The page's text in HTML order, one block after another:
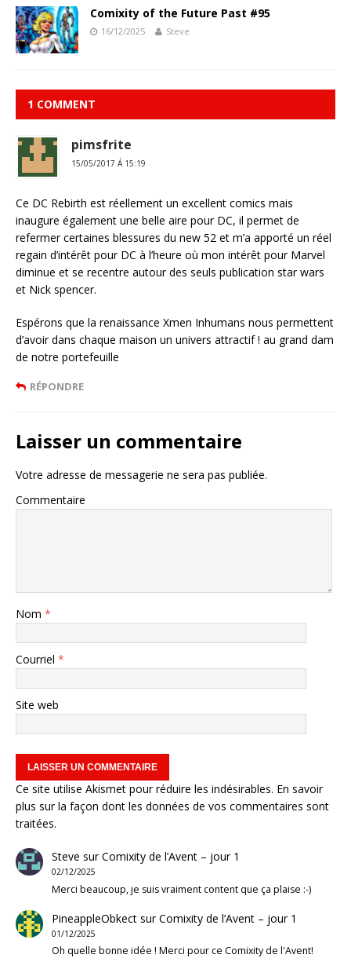
Comixity of the Future Past #95
16/12/2025 Steve
1 COMMENT
pimsfrite
15/05/2017 Á 15:19
Ce DC Rebirth est réellement un excellent comics mais
inaugure également une belle aire pour DC, il permet de
refermer certaines blessures du new 52 et m’a apporté un réel
regain d’intérêt pour DC à l’heure où mon intérêt pour Marvel
diminue et se recentre autour des seuls publication star wars
et Nick spencer.
Espérons que la renaissance Xmen Inhumans nous permettent
d’avoir dans chaque maison un univers attractif ! au grand dam
de notre portefeuille
RÉPONDRE
Laisser un commentaire
Votre adresse de messagerie ne sera pas publiée.
Commentaire
Nom *
Courriel *
Site web
Ce site utilise Akismet pour réduire les indésirables. En savoir
plus sur la façon dont les données de vos commentaires sont
traitées.
Steve surComixity de l’Avent – jour 1
02/12/2025
Merci beaucoup, je suis vraiment content que ça plaise :-)
PineappleObkectsurComixity de l’Avent – jour 1
01/12/2025
Oh quelle bonne idée ! Merci pour ce Comixity de l'Avent!